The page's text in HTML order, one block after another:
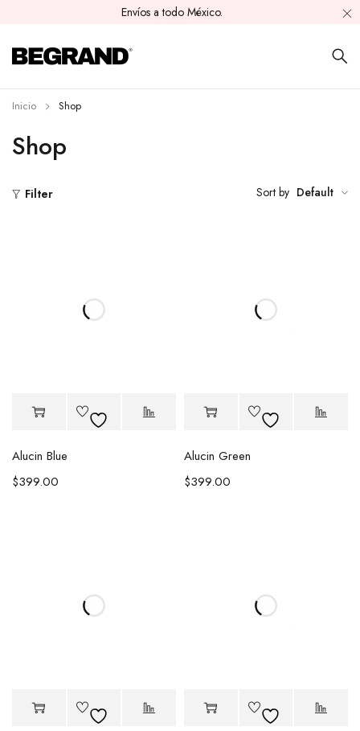
Envíos a todo México.
Shop
Inicio Shop
Filter Sort by Default
Alucin Blue
$399.00
Alucin Green
$399.00